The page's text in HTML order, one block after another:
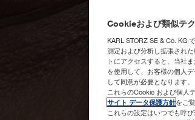
Cookieおよび類似テ
KARL STORZ SE & Co. KG
測定および分析し拡張され
トにアクセスすると、当社
を使用して、お客様の個人
して同意が必要となります。
これらのCookie および個人
サイト データ保護方針をご
これらの設定はいつでも呼